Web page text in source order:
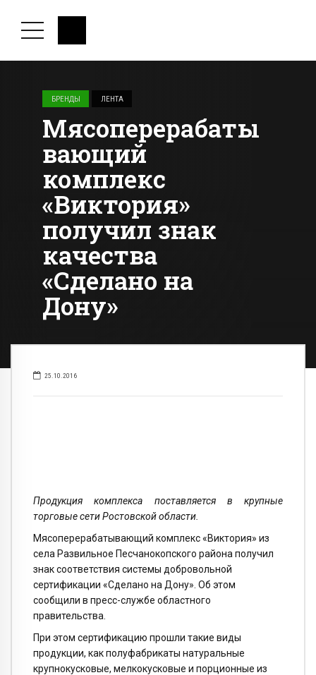
БРЕНДЫ ЛЕНТА
Мясоперерабаты
вающий
комплекс
«Виктория»
получил знак
качества
«Сделано на
Дону»
25.10.2016
Продукция комплекса поставляется в крупные
торговые сети Ростовской области.
Мясоперерабатывающий комплекс «Виктория» из
села Развильное Песчанокопского района получил
знак соответствия системы добровольной
сертификации «Сделано на Дону». Об этом
сообщили в пресс-службе областного
правительства.
При этом сертификацию прошли такие виды
продукции, как полуфабрикаты натуральные
крупнокусковые, мелкокусковые и порционные из